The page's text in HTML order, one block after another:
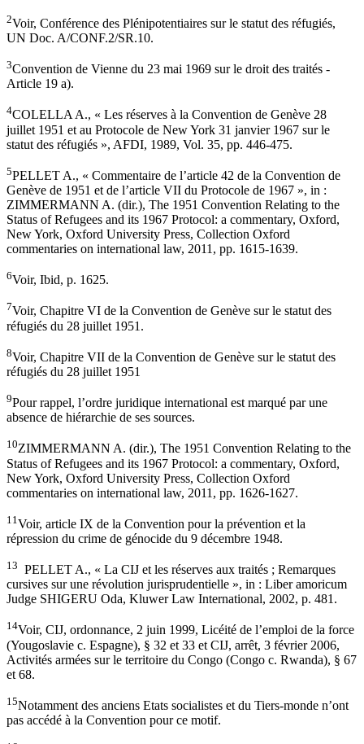
2Voir, Conférence des Plénipotentiaires sur le statut des réfugiés,
UN Doc. A/CONF.2/SR.10.
3Convention de Vienne du 23 mai 1969 sur le droit des traités -
Article 19 a).
4COLELLA A., « Les réserves à la Convention de Genève 28
juillet 1951 et au Protocole de New York 31 janvier 1967 sur le
statut des réfugiés », AFDI, 1989, Vol. 35, pp. 446-475.
5PELLET A., « Commentaire de l’article 42 de la Convention de
Genève de 1951 et de l’article VII du Protocole de 1967 », in :
ZIMMERMANN A. (dir.), The 1951 Convention Relating to the
Status of Refugees and its 1967 Protocol: a commentary, Oxford,
New York, Oxford University Press, Collection Oxford
commentaries on international law, 2011, pp. 1615-1639.
6Voir, Ibid, p. 1625.
7Voir, Chapitre VI de la Convention de Genève sur le statut des
réfugiés du 28 juillet 1951.
8Voir, Chapitre VII de la Convention de Genève sur le statut des
réfugiés du 28 juillet 1951
9Pour rappel, l’ordre juridique international est marqué par une
absence de hiérarchie de ses sources.
10ZIMMERMANN A. (dir.), The 1951 Convention Relating to the
Status of Refugees and its 1967 Protocol: a commentary, Oxford,
New York, Oxford University Press, Collection Oxford
commentaries on international law, 2011, pp. 1626-1627.
11 Voir, article IX de la Convention pour la prévention et la
répression du crime de génocide du 9 décembre 1948.
13 PELLET A., « La CIJ et les réserves aux traités ; Remarques
cursives sur une révolution jurisprudentielle », in : Liber amoricum
Judge SHIGERU Oda, Kluwer Law International, 2002, p. 481.
14Voir, CIJ, ordonnance, 2 juin 1999, Licéité de l’emploi de la force
(Yougoslavie c. Espagne), § 32 et 33 et CIJ, arrêt, 3 février 2006,
Activités armées sur le territoire du Congo (Congo c. Rwanda), § 67
et 68.
15Notamment des anciens Etats socialistes et du Tiers-monde n’ont
pas accédé à la Convention pour ce motif.